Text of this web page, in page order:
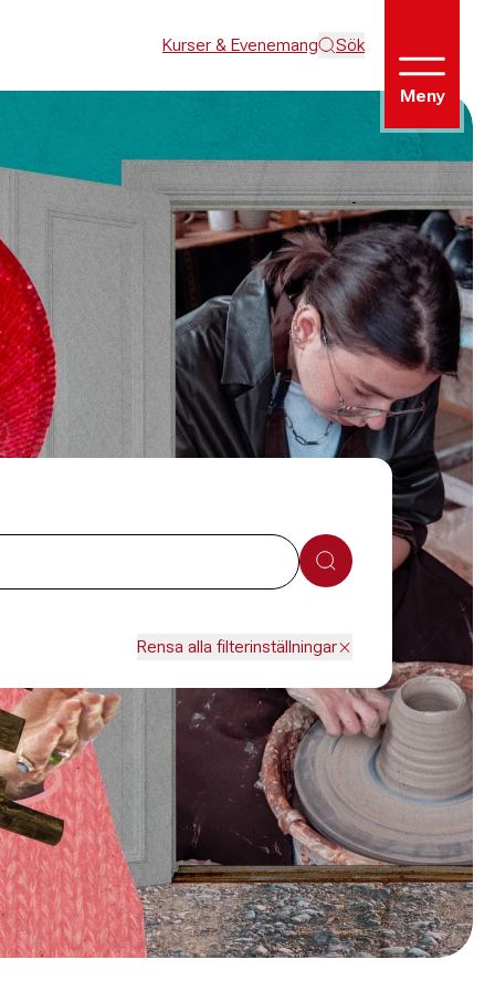
Kurser & Evenemang Sök
Meny
Sök
Rensa alla filterinställningar